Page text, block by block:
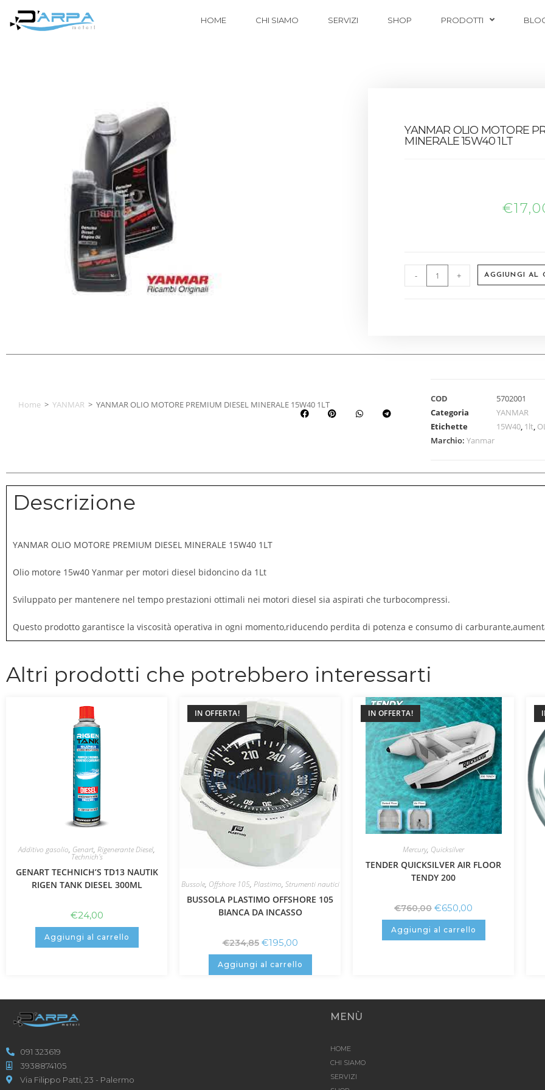
HOME CHI SIAMO SERVIZI SHOP PRODOTTI
YANMAR OLIO MOTORE
MINERALE 15W40 1LT
€
- + AGGIUNGI AL
Home > YANMAR > YANMAR OLIO MOTORE PREMIUM DIESEL MINERALE 15W40 1LT
COD
5702001
Categoria
YANMAR
Etichette
15W40, 1lt,
Marchio:Yanmar
Descrizione
YANMAR OLIO MOTORE PREMIUM DIESEL MINERALE 15W40 1LT
Olio motore 15w40 Yanmar per motori diesel bidoncino da 1Lt
Sviluppato per mantenere nel tempo prestazioni ottimali nei motori diesel sia aspirati che turbocompressi.
Questo prodotto garantisce la viscosità operativa in ogni momento,riducendo perdita di potenza e consumo di
Altri prodotti che potrebbero interessarti
Additivo gasolio, Genart, Rigenerante Diesel,
Technich's
GENART TECHNICH’S TD13 NAUTIK
RIGEN TANK DIESEL 300ML
€24,00
Aggiungi al carrello
IN OFFERTA!
Bussole, Offshore 105, Plastimo, Strumenti nautici
BUSSOLA PLASTIMO OFFSHORE 105
BIANCA DA INCASSO
€234,85 €195,00
Aggiungi al carrello
IN OFFERTA!
Mercury, Quicksilver
TENDER QUICKSILVER AIR FLOOR
TENDY 200
€760,00 €650,00
Aggiungi al carrello
091 323619
3938874105
Via Filippo Patti, 23 - Palermo
MENÙ
HOME
CHI SIAMO
SERVIZI